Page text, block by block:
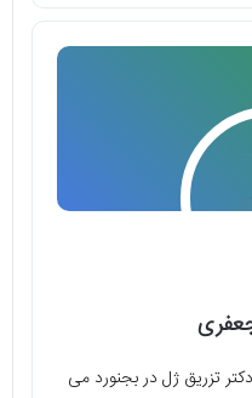
تزریق ژل در بجنورد می